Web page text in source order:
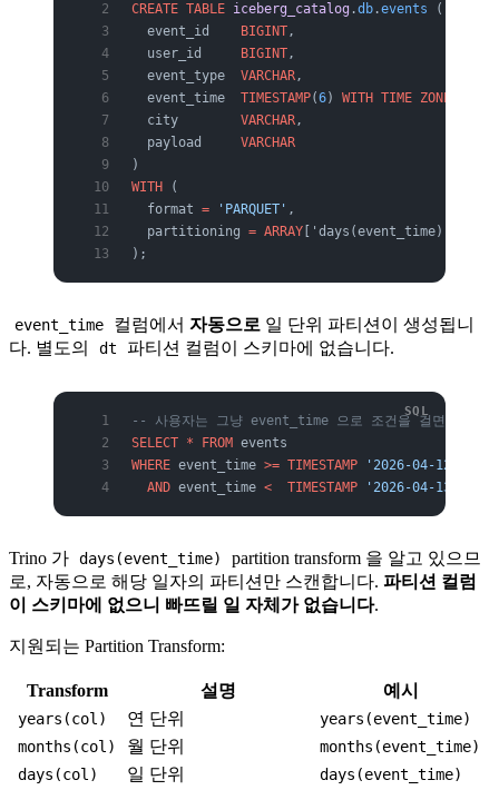
CREATE TABLE iceberg_catalog .db .events (
  event_id
BIGINT ,
  user_id
BIGINT ,
  event_type
VARCHAR ,
  event_time
TIMESTAMP(6) WITH TIME ZONE
  city
VARCHAR ,
  payload
VARCHAR
)
WITH (
  format
= 'PARQUET' ,
  partitioning
= ARRAY ['days(event_time)']
);
event_time 컬럼에서자동으로 일 단위 파티션이 생성됩니
다. 별도의
dt 파티션 컬럼이 스키마에 없습니다.
-- 사용자는 그냥 event_time 으로 조건을 걸면 됨
SELECT * FROM events
WHERE event_time >= TIMESTAMP '2026-04-12
  AND
event_time <
  TIMESTAMP
'2026-04-13
Trino 가 days(event_time)
partition transform 을 알고 있으므
로, 자동으로 해당 일자의 파티션만 스캔합니다. 파티션 컬럼
이 스키마에 없으니 빠뜨릴 일 자체가 없습니다.
지원되는 Partition Transform:
Transform 설명 예시
years(col) 연 단위
years(event_time)
months(col)
월 단위
months(event_time)
days(col)
일 단위
days(event_time)